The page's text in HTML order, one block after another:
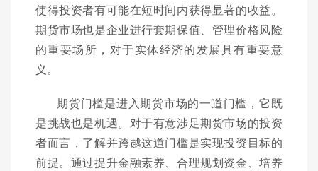
使得投资者有可能在短时间内获得显著的收益。
期货市场也是企业进行套期保值、管理价格风险
的重要场所，对于实体经济的发展具有重要意
义。
期货门槛是进入期货市场的一道门槛，它既
是挑战也是机遇。对于有意涉足期货市场的投资
者而言，了解并跨越这道门槛是实现投资目标的
前提。通过提升金融素养、合理规划资金、培养